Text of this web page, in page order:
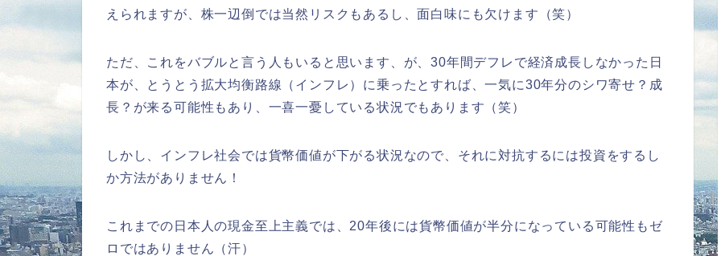
えられますが、株一辺倒では当然リスクもあるし、面白味にも欠けます（笑）
ただ、これをバブルと言う人もいると思います、が、30年間デフレで経済成長しなかった日
本が、とうとう拡大均衡路線（インフレ）に乗ったとすれば、一気に30年分のシワ寄せ？成
長？が来る可能性もあり、一喜一憂している状況でもあります（笑）
しかし、インフレ社会では貨幣価値が下がる状況なので、それに対抗するには投資をするし
か方法がありません！
これまでの日本人の現金至上主義では、20年後には貨幣価値が半分になっている可能性もゼ
ロではありません（汗）